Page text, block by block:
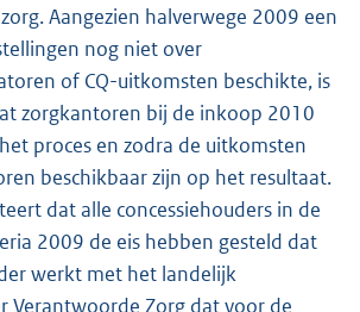
Aangezien halverwege 2009 een
nog niet over
of CQ-uitkomsten beschikte, is
zorgkantoren bij de inkoop 2010
proces en zodra de uitkomsten
beschikbaar zijn op het resultaat.
dat alle concessiehouders in de
2009 de eis hebben gesteld dat
werkt met het landelijk
Verantwoorde Zorg dat voor de